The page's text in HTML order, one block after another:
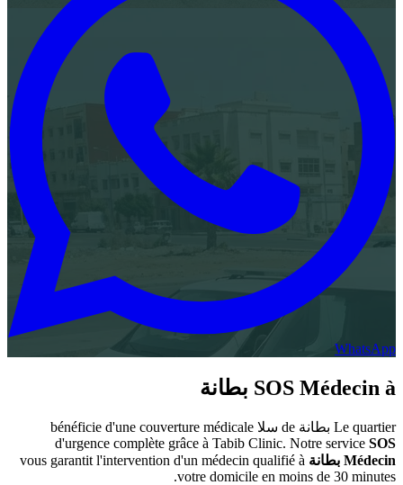
SOS بطانة
de سلا bénéficie d'une couverture médicale
d'urgence complète grâce à Tabib Clinic.
vous garantit l'intervention d'un médecin qualifié à
votre domicile en